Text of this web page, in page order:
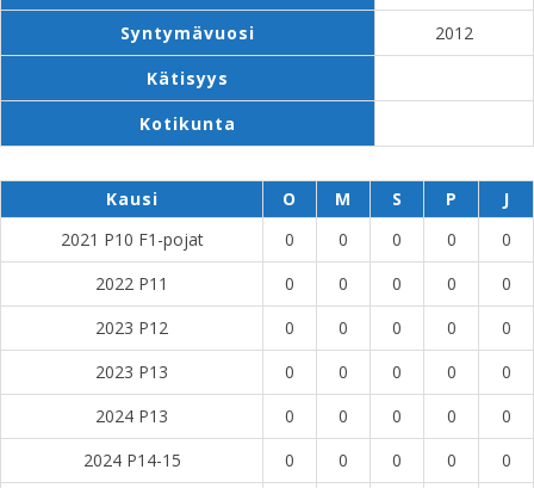
Syntymävuosi
2012
Kätisyys
Kotikunta
Kausi O M S P
J
2021 P10 F1-pojat
0 0 0 0
0
2022 P11
0 0 0 0
0
2023 P12
0 0 0 0
0
2023 P13
0 0 0 0
0
2024 P13
0 0 0 0
0
2024 P14-15
0 0 0 0
0